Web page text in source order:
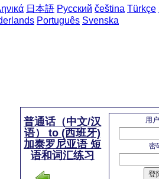
日本語 Русский čeština Türkçe
Português Svenska
用
密
登
普通话（中文/汉
语） to (西班牙)
加泰罗尼亚语 短
语和词汇练习